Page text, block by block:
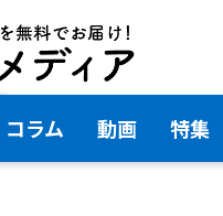
ラム 動画 特集